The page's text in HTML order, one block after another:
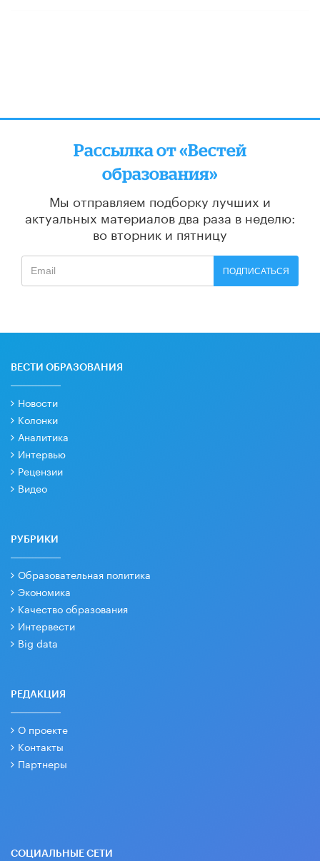
Рассылка от «Вестей
образования»
Мы отправляем подборку лучших и
актуальных материалов два раза в неделю:
во вторник и пятницу
ПОДПИСАТЬСЯ
ВЕСТИ ОБРАЗОВАНИЯ
Новости
Колонки
Аналитика
Интервью
Рецензии
Видео
РУБРИКИ
Образовательная политика
Экономика
Качество образования
Интервести
Big data
РЕДАКЦИЯ
О проекте
Контакты
Партнеры
СОЦИАЛЬНЫЕ СЕТИ